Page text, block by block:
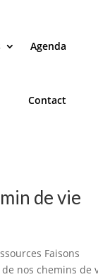
Agenda
Contact
de vie
Faisons
nos chemins de